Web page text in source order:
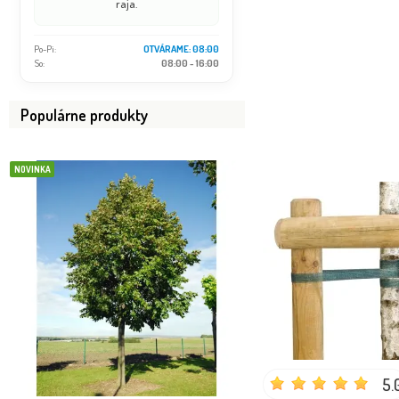
raja.
Po-Pi:
OTVÁRAME: 08:00
So:
08:00 - 16:00
Populárne produkty
NOVINKA